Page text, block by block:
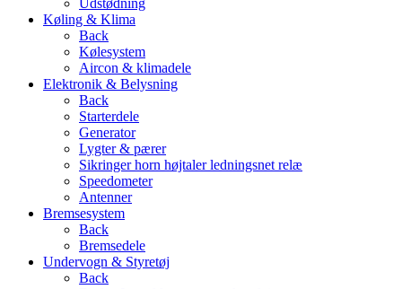
Udstødning
Køling & Klima
Back
Kølesystem
Aircon & klimadele
Elektronik & Belysning
Back
Starterdele
Generator
Lygter & pærer
Sikringer horn højtaler ledningsnet relæ
Speedometer
Antenner
Bremsesystem
Back
Bremsedele
Undervogn & Styretøj
Back